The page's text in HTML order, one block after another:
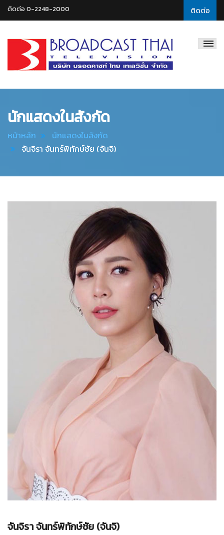
ติดต่อ
ติดต่อ 0-2248-2000
Thai
นักแสดงในสังกัด
หน้าหลัก
นักแสดงในสังกัด
จันจิรา จันทร์พิทักษ์ชัย (จันจิ)
จันจิรา จันทร์พิทักษ์ชัย (จันจิ)